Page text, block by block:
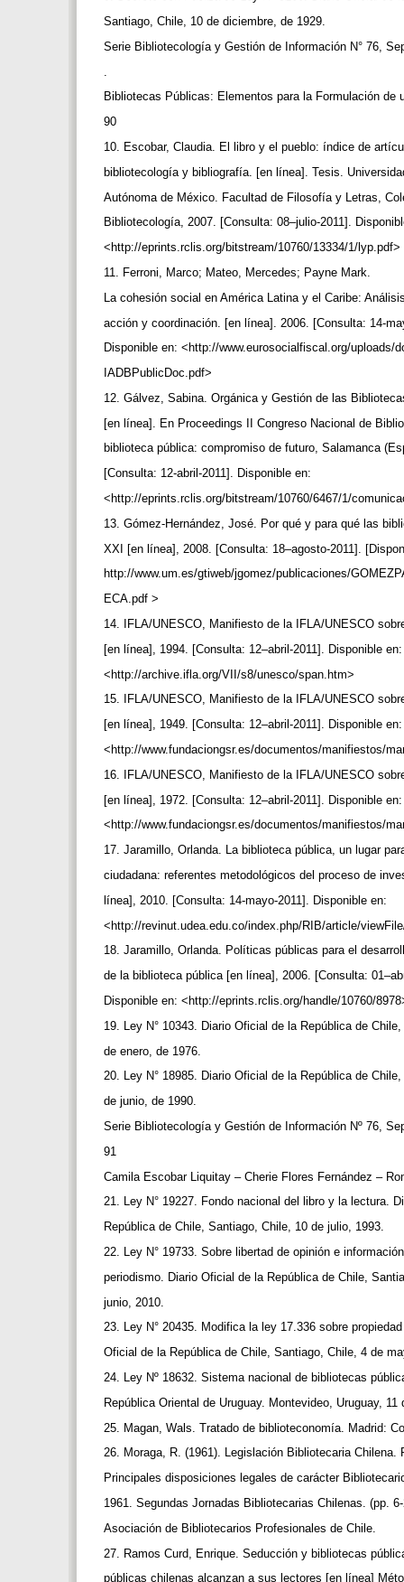
Santiago, Chile, 10 de diciembre, de 1929.
Serie Bibliotecología y Gestión de Información N° 76,
Bibliotecas Públicas: Elementos para la Formulación
90
10. Escobar, Claudia. El libro y el pueblo: índice de
bibliotecología y bibliografía. [en línea]. Tesis.
Autónoma de México. Facultad de Filosofía y Letras,
Bibliotecología, 2007. [Consulta: 08–julio-2011].
<http://eprints.rclis.org/bitstream/10760/13334/1/lyp.pdf>
11. Ferroni, Marco; Mateo, Mercedes; Payne Mark.
La cohesión social en América Latina y el Caribe:
acción y coordinación. [en línea]. 2006. [Consulta: 14-
Disponible en: <http://www.eurosocialfiscal.org/uploads/
IADBPublicDoc.pdf>
12. Gálvez, Sabina. Orgánica y Gestión de las
[en línea]. En Proceedings II Congreso Nacional de
biblioteca pública: compromiso de futuro, Salamanca
[Consulta: 12-abril-2011]. Disponible en:
<http://eprints.rclis.org/bitstream/10760/6467/1/
13. Gómez-Hernández, José. Por qué y para qué las
XXI [en línea], 2008. [Consulta: 18–agosto-2011].
http://www.um.es/gtiweb/jgomez/publicaciones/
ECA.pdf >
14. IFLA/UNESCO, Manifiesto de la IFLA/UNESCO
[en línea], 1994. [Consulta: 12–abril-2011]. Disponible
<http://archive.ifla.org/VII/s8/unesco/span.htm>
15. IFLA/UNESCO, Manifiesto de la IFLA/UNESCO
[en línea], 1949. [Consulta: 12–abril-2011]. Disponible
<http://www.fundaciongsr.es/documentos/manifiestos/
16. IFLA/UNESCO, Manifiesto de la IFLA/UNESCO
[en línea], 1972. [Consulta: 12–abril-2011]. Disponible
<http://www.fundaciongsr.es/documentos/manifiestos/
17. Jaramillo, Orlanda. La biblioteca pública, un lugar
ciudadana: referentes metodológicos del proceso de
línea], 2010. [Consulta: 14-mayo-2011]. Disponible en:
<http://revinut.udea.edu.co/index.php/RIB/article/
18. Jaramillo, Orlanda. Políticas públicas para el
de la biblioteca pública [en línea], 2006. [Consulta:
Disponible en: <http://eprints.rclis.org/handle/10760/
19. Ley N° 10343. Diario Oficial de la República de
de enero, de 1976.
20. Ley N° 18985. Diario Oficial de la República de
de junio, de 1990.
Serie Bibliotecología y Gestión de Información Nº 76,
91
Camila Escobar Liquitay – Cherie Flores Fernández –
21. Ley N° 19227. Fondo nacional del libro y la lectura.
República de Chile, Santiago, Chile, 10 de julio, 1993.
22. Ley N° 19733. Sobre libertad de opinión e
periodismo. Diario Oficial de la República de Chile,
junio, 2010.
23. Ley N° 20435. Modifica la ley 17.336 sobre
Oficial de la República de Chile, Santiago, Chile, 4 de
24. Ley Nº 18632. Sistema nacional de bibliotecas
República Oriental de Uruguay. Montevideo, Uruguay,
25. Magan, Wals. Tratado de biblioteconomía. Madrid:
26. Moraga, R. (1961). Legislación Bibliotecaria
Principales disposiciones legales de carácter
1961. Segundas Jornadas Bibliotecarias Chilenas. (pp.
Asociación de Bibliotecarios Profesionales de Chile.
27. Ramos Curd, Enrique. Seducción y bibliotecas
públicas chilenas alcanzan a sus lectores [en línea]